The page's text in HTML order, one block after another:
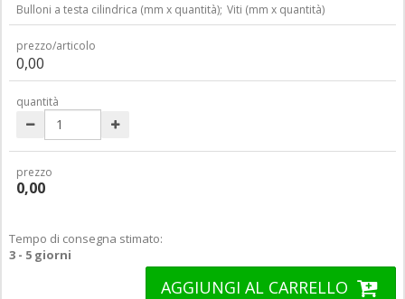
Bulloni a testa cilindrica (mm x quantità); Viti (mm x quantità)
prezzo/articolo
0,00
quantità
prezzo
0,00
Tempo di consegna stimato:
3 - 5 giorni
AGGIUNGI AL CARRELLO